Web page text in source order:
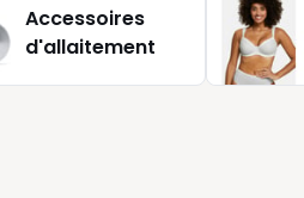
Accessoires
d'allaitement